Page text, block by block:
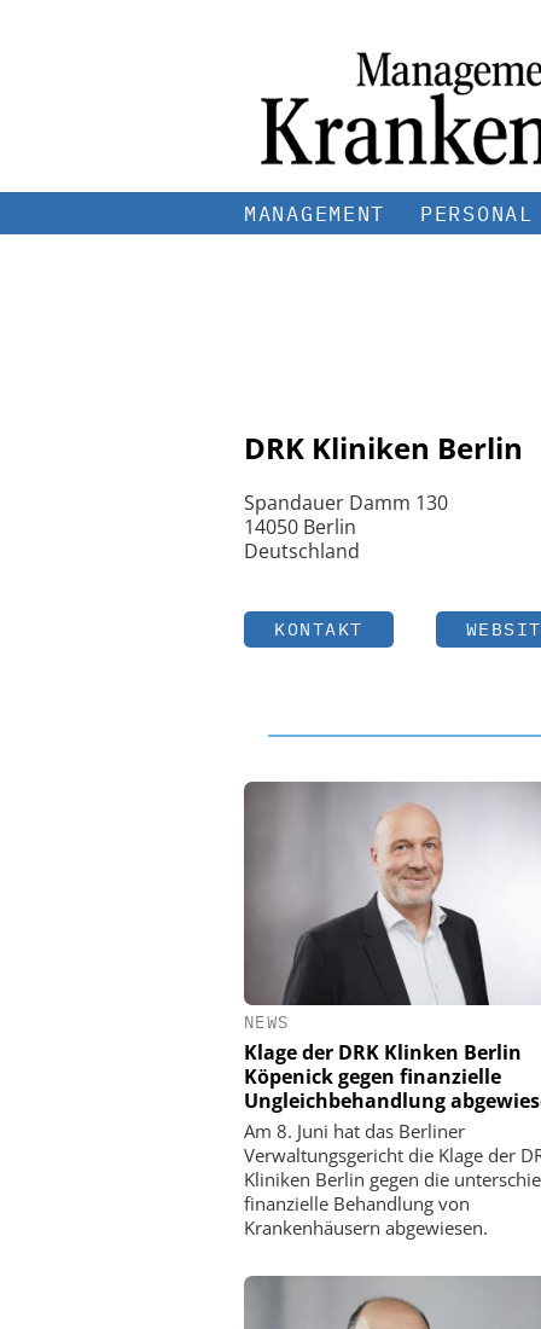
MANAGEMENT PERSONAL
DRK Kliniken Berlin
Spandauer Damm 130
14050 Berlin
Deutschland
KONTAKT
NEWS
Klage der DRK Klinken Berlin
Köpenick gegen finanzielle
Ungleichbehandlung
Am 8. Juni hat das Berliner
Verwaltungsgericht die Klage der
Kliniken Berlin gegen die
finanzielle Behandlung von
Krankenhäusern abgewiesen.